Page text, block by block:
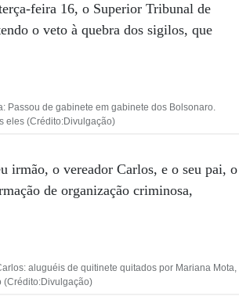
feira 16, o Superior Tribunal de
o veto à quebra dos sigilos, que
Passou de gabinete em gabinete dos Bolsonaro.
eles (Crédito:Divulgação)
irmão, o vereador Carlos, e o seu pai, o
de organização criminosa,
aluguéis de quitinete quitados por Mariana Mota,
(Crédito:Divulgação)